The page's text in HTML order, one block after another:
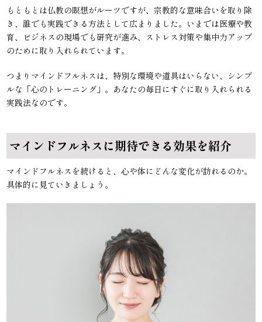
もともとは仏教の瞑想がルーツですが、宗教的な意味合いを取り除
き、誰でも実践できる方法として広まりました。いまでは医療や教
育、ビジネスの現場でも研究が進み、ストレス対策や集中力アップ
のために取り入れられています。
つまりマインドフルネスは、特別な環境や道具はいらない、シンプ
ルな「心のトレーニング」。あなたの毎日にすぐに取り入れられる
実践法なのです。
マインドフルネスに期待できる効果を紹介
マインドフルネスを続けると、心や体にどんな変化が訪れるのか。
具体的に見ていきましょう。